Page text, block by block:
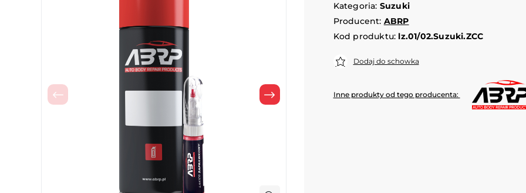
Poprzedni Następny
Kategoria: Suzuki
Producent: ABRP
Kod produktu: lz.01/02.Suzuki.ZCC
Dodaj do schowka
Inne produkty od tego producenta: